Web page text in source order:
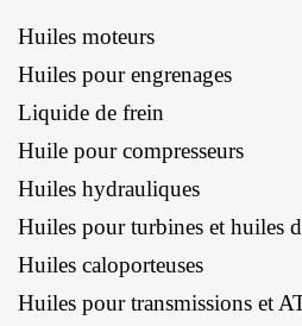
Huiles moteurs
Huiles pour engrenages
Liquide de frein
Huile pour compresseurs
Huiles hydrauliques
Huiles pour turbines et huiles
Huiles caloporteuses
Huiles pour transmissions et